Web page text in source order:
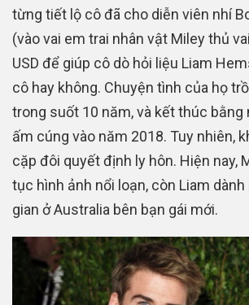
từng tiết lộ cô đã cho diễn viên nhí
(vào vai em trai nhân vật Miley thủ
USD để giúp cô dò hỏi liệu Liam
cô hay không. Chuyện tình của họ
trong suốt 10 năm, và kết thúc
ấm cúng vào năm 2018. Tuy nhiên,
cặp đôi quyết định ly hôn. Hiện nay,
tục hình ảnh nổi loạn, còn Liam
gian ở Australia bên bạn gái mới.